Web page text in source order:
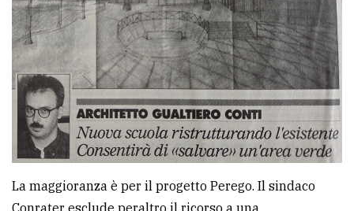
La maggioranza è per il progetto Perego. Il sindaco